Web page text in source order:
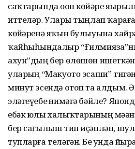
саҡтарында оҙон көйҙәре
иттеләр. Уларҙы тыңлап
көйҙәренә яҡын булыуына
ҡайһыһындалыр
ахун”дың бер өлөшөн
уларҙың “Макуото эсаши”
минут эсендә отоп та алдым.
эләгеүебеҙ нимәгә бәйле?
ебәк юлы халыҡтарының
бер сағылыш тип иҫәпләп, шул
тупларға теләгән. Беҙ унда